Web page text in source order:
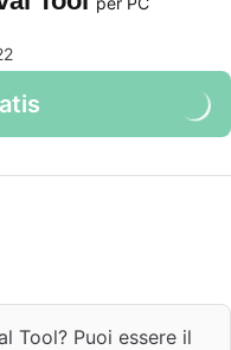
Tool? Puoi essere il